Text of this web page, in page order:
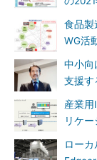
食品製
WG活
中小向
支援す
産業
リケ
ローカ